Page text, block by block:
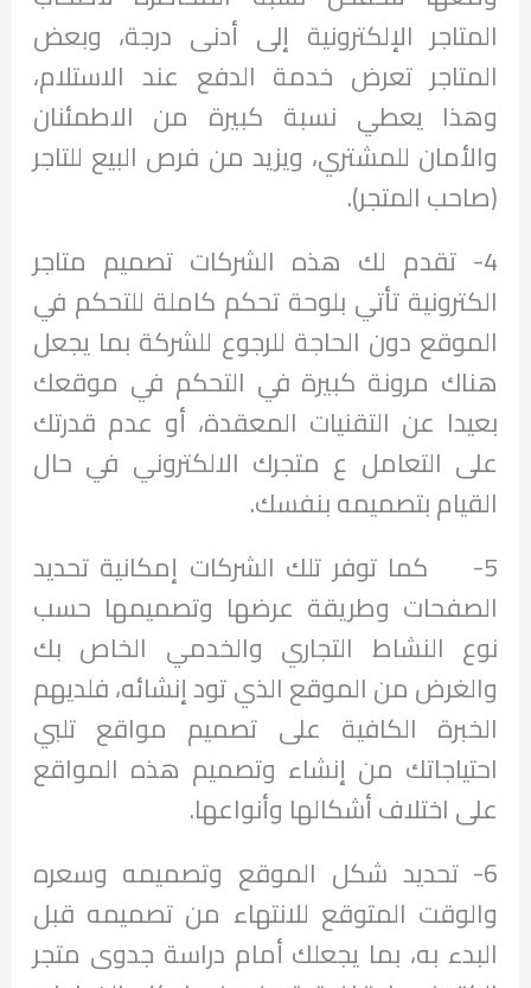
المتاجر الإلكترونية إلى أدنى درجة، وبعض
المتاجر تعرض خدمة الدفع عند الاستلام،
وهذا يعطي نسبة كبيرة من الاطمئنان
والأمان للمشتري، ويزيد من فرص البيع للتاجر
(صاحب المتجر).
4- تقدم لك هذه الشركات تصميم متاجر
الكترونية تأتي بلوحة تحكم كاملة للتحكم في
الموقع دون الحاجة للرجوع للشركة بما يجعل
هناك مرونة كبيرة في التحكم في موقعك
بعيدا عن التقنيات المعقدة، أو عدم قدرتك
على التعامل ع متجرك الالكتروني في حال
القيام بتصميمه بنفسك.
5- كما توفر تلك الشركات إمكانية تحديد
الصفحات وطريقة عرضها وتصميمها حسب
نوع النشاط التجاري والخدمي الخاص بك
والغرض من الموقع الذي تود إنشائه، فلديهم
الخبرة الكافية على تصميم مواقع تلبي
احتياجاتك من إنشاء وتصميم هذه المواقع
على اختلاف أشكالها وأنواعها.
6- تحديد شكل الموقع وتصميمه وسعره
والوقت المتوقع للانتهاء من تصميمه قبل
البدء به، بما يجعلك أمام دراسة جدوى متجر